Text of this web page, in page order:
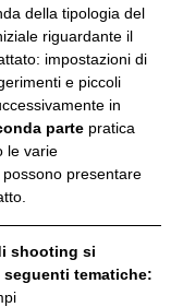
della tipologia del
riguardante il
impostazioni di
e piccoli
in
parte pratica
le varie
presentare
shooting si
tematiche: